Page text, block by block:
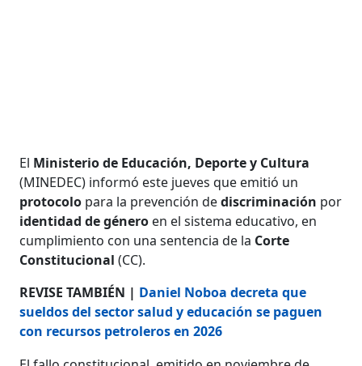
El Ministerio de Educación, Deporte y Cultura
(MINEDEC) informó este jueves que emitió un
protocolo para la prevención dediscriminación por
identidad de género en el sistema educativo, en
cumplimiento con una sentencia de la Corte
Constitucional (CC).
REVISE TAMBIÉN | Daniel Noboa decreta que
sueldos del sector salud y educación se paguen
con recursos petroleros en 2026